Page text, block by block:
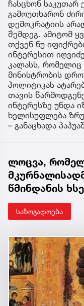
ჩასცხონ საკუთარ
გამოუთხარონ
დემოკრატიის
შემდეგ. ამიტომ
თქვენ ნუ
ინტერესით
კალასს, რომელიც
მინისტრობის
პოლიტიკას
თავის
ინტერესზე უნდა
ხელისუფლება
– განაცხადა
ლოცვა,
წმინდანის
საზოგადოება